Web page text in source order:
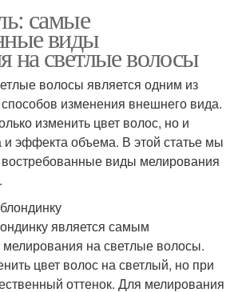
самые
виды
на светлые волосы
волосы является одним из
изменения внешнего вида.
изменить цвет волос, но и
и эффекта объема. В этой статье мы
виды мелирования
является самым
на светлые волосы.
цвет волос на светлый, но при
оттенок. Для мелирования